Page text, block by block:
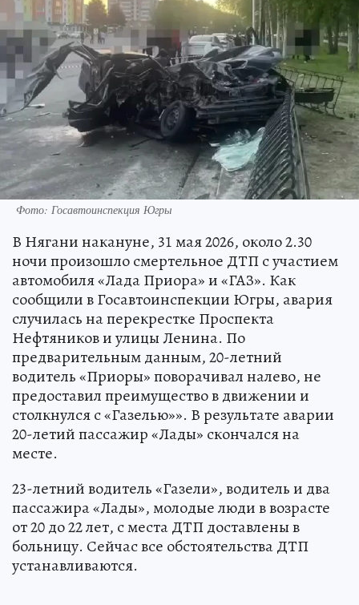
Фото: Госавтоинспекция Югры
В Нягани накануне, 31 мая 2026, около 2.30
ночи произошло смертельное ДТП с участием
автомобиля «Лада Приора» и «ГАЗ». Как
сообщили в Госавтоинспекции Югры, авария
случилась на перекрестке Проспекта
Нефтяников и улицы Ленина. По
предварительным данным, 20-летний
водитель «Приоры» поворачивал налево, не
предоставил преимущество в движении и
столкнулся с «Газелью»». В результате аварии
20-летий пассажир «Лады» скончался на
месте.
23-летний водитель «Газели», водитель и два
пассажира «Лады», молодые люди в возрасте
от 20 до 22 лет, с места ДТП доставлены в
больницу. Сейчас все обстоятельства ДТП
устанавливаются.